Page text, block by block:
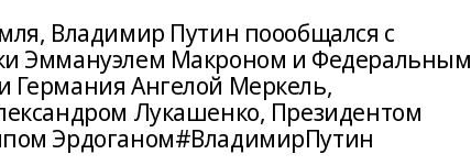
Владимир Путин поообщался с
Эммануэлем Макроном и Федеральным
Германия Ангелой Меркель,
Лукашенко, Президентом
Эрдоганом#ВладимирПутин